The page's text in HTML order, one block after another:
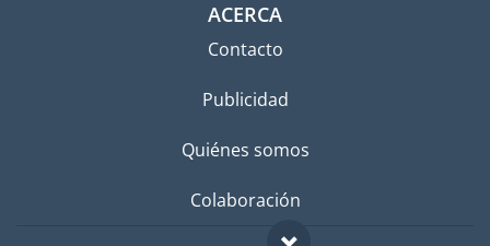
ACERCA
Contacto
Publicidad
Quiénes somos
Colaboración